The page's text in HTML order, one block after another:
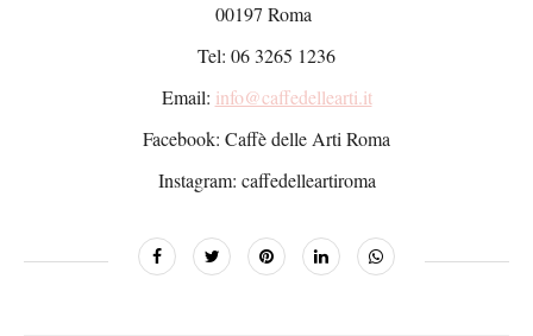
00197 Roma
Tel: 06 3265 1236
Email: info@caffedellearti.it
Facebook: Caffè delle Arti Roma
Instagram: caffedelleartiroma